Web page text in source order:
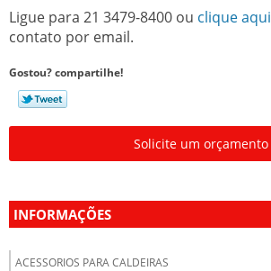
Ligue para 21 3479-8400 ou clique aqui
contato por email.
Gostou? compartilhe!
Solicite um orçamento
INFORMAÇÕES
ACESSORIOS PARA CALDEIRAS